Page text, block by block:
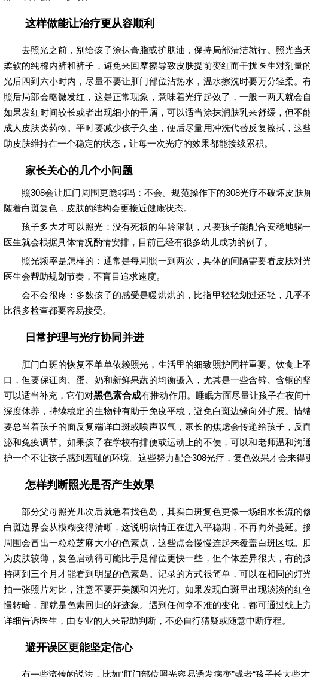
这样做能让治疗更从容顺利
去照光之前，别给孩子涂抹膏脂或护肤油，保持局部清洁就行。照光当
柔软的纯棉内裤和裤子，避免来回摩擦导致皮肤提前变红而干扰医生对剂量
光后四到六小时内，尽量不要让肛门部位沾热水，温水擦洗时要万分轻柔。
照后局部会略微发红，这是正常现象，意味着光疗起效了，一般一两天就会
如果发红时间较长或者出现细小的干屑，可以适当涂抹润肤乳来舒缓，但不
成人皮肤类药物。平时要减少孩子久坐，便后尽量用冲洗代替反复擦拭，这
助皮肤维持在一个稳定的状态，让每一次光疗的效果都能接续累积。
家长关心的几个小问题
照308会让肛门周围更脆弱吗：不会。规范操作下的308光疗不破坏皮肤
随着白斑复色，皮肤的结构会更接近健康状态。
孩子多大才可以照光：没有死板的年龄限制，只要孩子能配合安稳地躺
医生就会根据具体情况酌情安排，目前已经有很多幼儿成功的例子。
照光频率是怎样的：通常是每周照一到两次，具体的间隔需要看皮肤对
医生会帮助规划节奏，不盲目追求速度。
会不会很疼：多数孩子的感受是暖烘烘的，比指甲轻轻划过还轻，几乎
比很多检查都要容易接受。
日常护理与光疗协同并进
肛门白斑的恢复不单单依赖照光，生活里的细致照护同样重要。饮食上
口，但要保证肉、蛋、奶和新鲜果蔬的均衡摄入，尤其是一些含锌、含铜的
可以适当补充，它们对黑色素合成有推动作用。睡眠方面尽量让孩子在夜间
深度休养，持续稳定的生物钟有助于免疫平稳，避免白斑边缘向外扩展。情
要总当着孩子的面反复端详白斑或唉声叹气，家长的焦虑会传递给孩子，反
泌和免疫调节。如果孩子在学校有排便或运动上的不便，可以和老师温和沟
护一个不让孩子感到羞耻的环境。这些努力配合308光疗，复色效果才会来得
怎样判断照光是否产生效果
部分父母照光几次后就急着找色岛，其实白斑复色更像一场细水长流的
白斑边界会从模糊变得清晰，这说明病情正在进入平稳期，不再向外蔓延。
周围会冒出一粒粒芝麻大小的色素点，这些点会慢慢连起来覆盖白斑区域。
为皮肤较薄，复色启动得可能比手足部位更快一些，但个体差异很大，有的
持两到三个月才能看到明显的色素岛。记录的方式很简单，可以在相同的灯
拍一张照片对比，注意不要开美颜和闪光灯。如果发现白斑里出现淡淡的红
慢转暗，那就是色素回归的好迹象。遇到任何拿不准的变化，都可通过线上
详细告诉医生，由专业的人来帮助判断，不必自行猜疑或随意中断疗程。
避开误区更能坚定信心
有一些流传的说法，比如“肛门部位照光容易诱发病变”或者“孩子长大些